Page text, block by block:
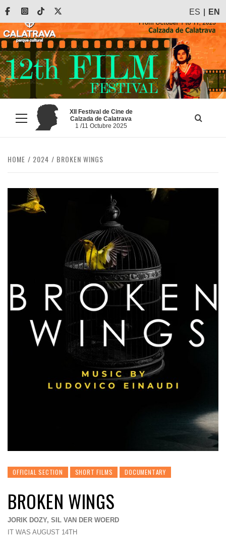
Skip
content
FacebookInstagram
Tiktok ES EN
Primary
Menu
XII Festival de Cine de
Calzada de Calatrava
1 /11 Octubre 2025
HOME 2024 BROKEN WINGS
OFFICIAL SECTION SHORT FILMS DOCUMENTARY
BROKEN WINGS
JORIK DOZY, SIL VAN DER WOERD
IT WAS AUGUST 14TH